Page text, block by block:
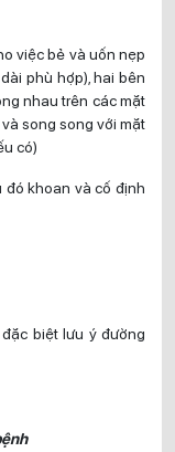
việc bẻ và uốn nẹp
phù hợp), hai bên
nhau trên các mặt
song song với mặt
có)
đó khoan và cố định
biệt lưu ý đường